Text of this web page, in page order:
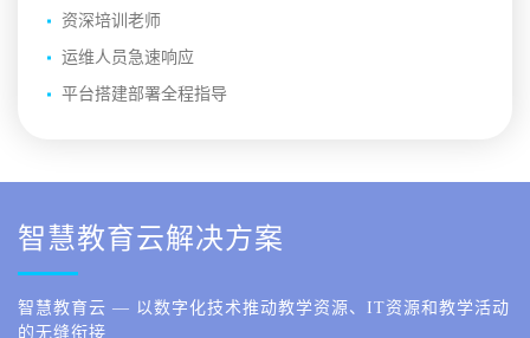
资深培训老师
运维人员急速响应
平台搭建部署全程指导
智慧教育云解决方案
智慧教育云 — 以数字化技术推动教学资源、IT资源和教学活动
的无缝衔接